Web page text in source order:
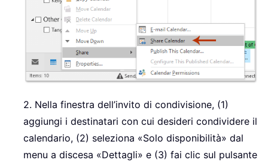
2. Nella finestra dell’invito di condivisione, (1)
aggiungi i destinatari con cui desideri condividere il
calendario, (2) seleziona «Solo disponibilità» dal
menu a discesa «Dettagli» e (3) fai clic sul pulsante